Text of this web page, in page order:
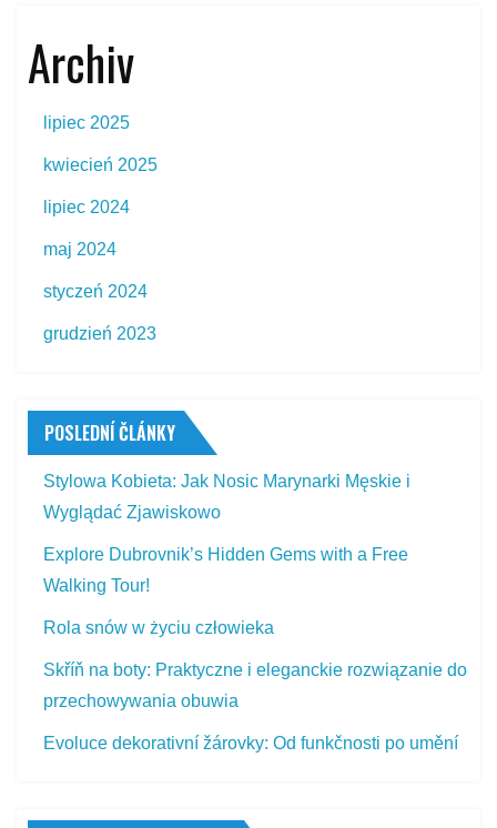
Archiv
lipiec 2025
kwiecień 2025
lipiec 2024
maj 2024
styczeń 2024
grudzień 2023
POSLEDNÍ ČLÁNKY
Stylowa Kobieta: Jak Nosic Marynarki Męskie i
Wyglądać Zjawiskowo
Explore Dubrovnik’s Hidden Gems with a Free
Walking Tour!
Rola snów w życiu człowieka
Skříň na boty: Praktyczne i eleganckie rozwiązanie do
przechowywania obuwia
Evoluce dekorativní žárovky: Od funkčnosti po umění